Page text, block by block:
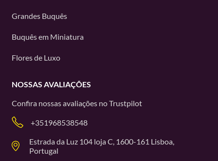
Grandes Buquês
Buquês em Miniatura
Flores de Luxo
NOSSAS AVALIAÇÕES
Confira nossas avaliações noTrustpilot
+351968538548
Estrada da Luz 104 loja C, 1600-161 Lisboa,
Portugal